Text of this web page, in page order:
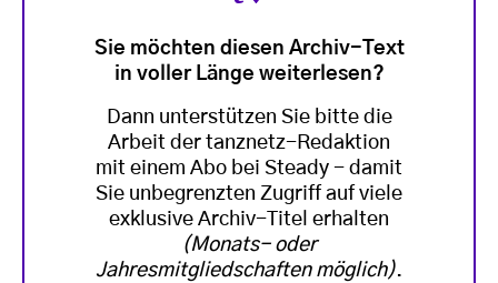
Sie möchten diesen Archiv-Text
in voller Länge weiterlesen?
Dann unterstützen Sie bitte die
Arbeit der tanznetz-Redaktion
mit einem Abo bei Steady - damit
Sie unbegrenzten Zugriff auf viele
exklusive Archiv-Titel erhalten
(Monats- oder
Jahresmitgliedschaften möglich).